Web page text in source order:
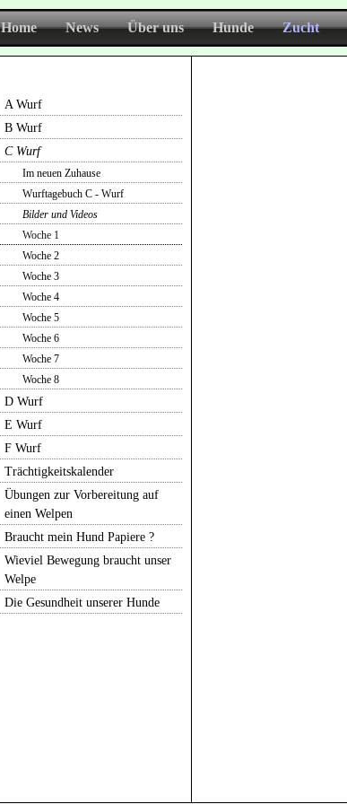
Home News Über uns Hunde Zucht
A Wurf
B Wurf
C Wurf
Im neuen Zuhause
Wurftagebuch C - Wurf
Bilder und Videos
Woche 1
Woche 2
Woche 3
Woche 4
Woche 5
Woche 6
Woche 7
Woche 8
D Wurf
E Wurf
F Wurf
Trächtigkeitskalender
Übungen zur Vorbereitung auf
einen Welpen
Braucht mein Hund Papiere ?
Wieviel Bewegung braucht unser
Welpe
Die Gesundheit unserer Hunde